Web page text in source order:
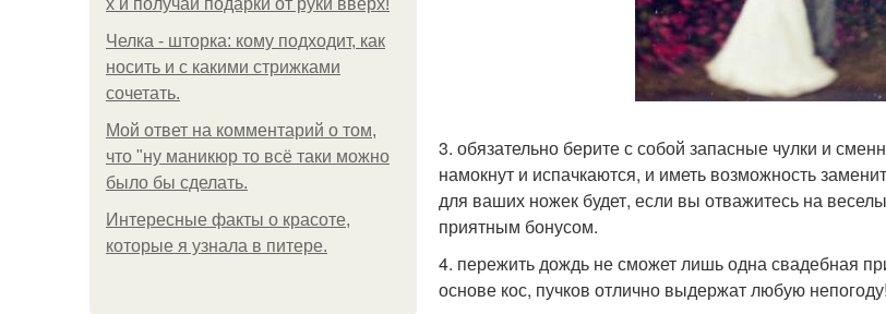
х и получай подарки от руки вверх!
Челка - шторка: кому подходит, как
носить и с какими стрижками
сочетать.
Мой ответ на комментарий о том,
что "ну маникюр то всё таки можно
было бы сделать.
Интересные факты о красоте,
которые я узнала в питере.
3. обязательно берите с собой запасные чулки и
намокнут и испачкаются, и иметь возможность
для ваших ножек будет, если вы отважитесь на
приятным бонусом.
4. пережить дождь не сможет лишь одна свадебная
основе кос, пучков отлично выдержат любую